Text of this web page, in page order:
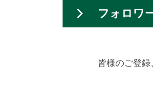
フォロワ
皆様のご登録